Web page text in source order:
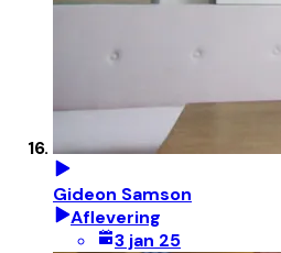
Gideon Samson
Aflevering
3 jan 25